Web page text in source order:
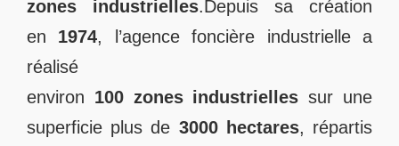
en 1974, l’agence foncière industrielle a
réalisé
environ 100 zones industrielles sur une
superficie plus de 3000 hectares, répartis